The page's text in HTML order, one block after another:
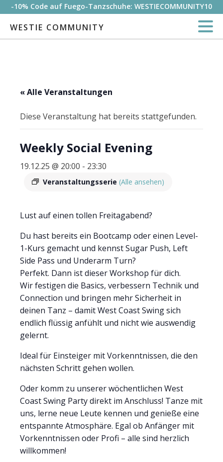
-10% Code auf Fuego-Tanzschuhe: WESTIECOMMUNITY10
WESTIE COMMUNITY
« Alle Veranstaltungen
Diese Veranstaltung hat bereits stattgefunden.
Weekly Social Evening
19.12.25 @ 20:00 - 23:30
Veranstaltungsserie (Alle ansehen)
Lust auf einen tollen Freitagabend?
Du hast bereits ein Bootcamp oder einen Level-
1-Kurs gemacht und kennst Sugar Push, Left
Side Pass und Underarm Turn?
Perfekt. Dann ist dieser Workshop für dich.
Wir festigen die Basics, verbessern Technik und
Connection und bringen mehr Sicherheit in
deinen Tanz – damit West Coast Swing sich
endlich flüssig anfühlt und nicht wie auswendig
gelernt.
Ideal für Einsteiger mit Vorkenntnissen, die den
nächsten Schritt gehen wollen.
Oder komm zu unserer wöchentlichen West
Coast Swing Party direkt im Anschluss! Tanze mit
uns, lerne neue Leute kennen und genieße eine
entspannte Atmosphäre. Egal ob Anfänger mit
Vorkenntnissen oder Profi – alle sind herzlich
willkommen!